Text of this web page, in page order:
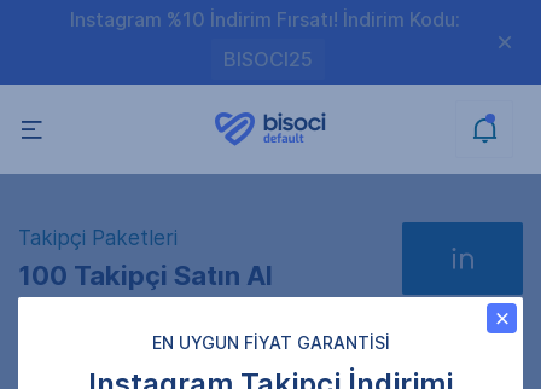
Instagram %10 İndirim Fırsatı! İndirim Kodu:
BISOCI25
Takipçi Paketleri
100 Takipçi Satın Al
EN UYGUN FİYAT GARANTİSİ